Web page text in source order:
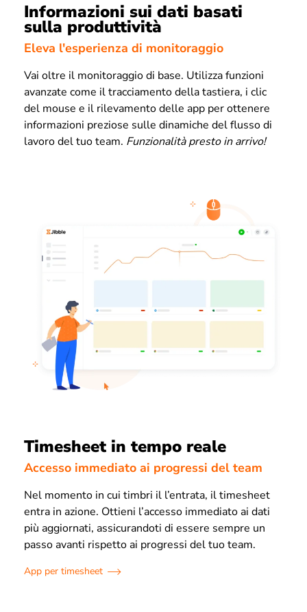
Informazioni sui dati basati
sulla produttività
Eleva l'esperienza di monitoraggio
Vai oltre il monitoraggio di base. Utilizza funzioni
avanzate come il tracciamento della tastiera, i clic
del mouse e il rilevamento delle app per ottenere
informazioni preziose sulle dinamiche del flusso di
lavoro del tuo team. Funzionalità presto in arrivo!
Timesheet in tempo reale
Accesso immediato ai progressi del team
Nel momento in cui timbri il l’entrata, il timesheet
entra in azione. Ottieni l’accesso immediato ai dati
più aggiornati, assicurandoti di essere sempre un
passo avanti rispetto ai progressi del tuo team.
App per timesheet